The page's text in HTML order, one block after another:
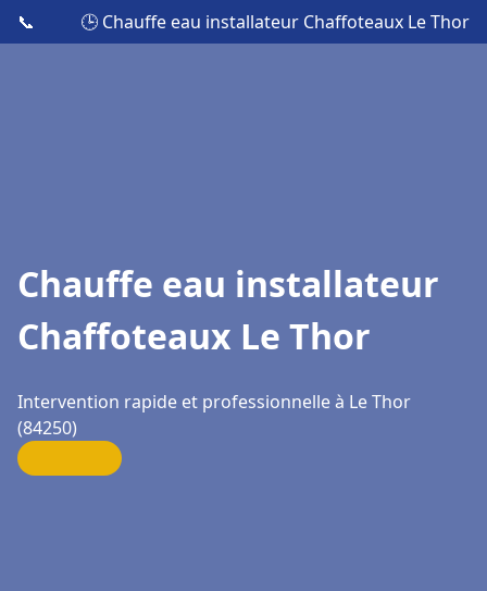
📞 🕒 Chauffe eau installateur Chaffoteaux Le Thor
Chauffe eau installateur
Chaffoteaux Le Thor
Intervention rapide et professionnelle à Le Thor
(84250)